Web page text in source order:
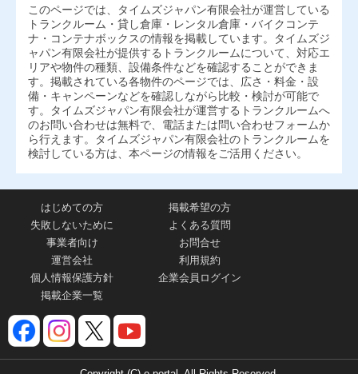
このページでは、タイムズジャパン有限会社が運営している
トランクルーム・貸し倉庫・レンタル倉庫・バイクコンテ
ナ・コンテナボックスの情報を掲載しています。タイムズジ
ャパン有限会社が提供するトランクルームについて、対応エ
リアや物件の種類、設備条件などを確認することができま
す。掲載されている各物件のページでは、広さ・料金・設
備・キャンペーンなどを確認しながら比較・検討が可能で
す。タイムズジャパン有限会社が運営するトランクルームへ
のお問い合わせは無料で、電話または問い合わせフォームか
ら行えます。タイムズジャパン有限会社のトランクルームを
検討している方は、本ページの情報をご活用ください。
はじめての方
掲載希望の方
失敗しないために
よくある質問
事業者向け
お問合せ
運営会社
利用規約
個人情報保護方針
企業会員ログイン
掲載企業一覧